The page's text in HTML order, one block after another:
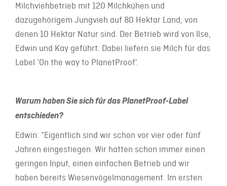
Milchviehbetrieb mit 120 Milchkühen und
dazugehörigem Jungvieh auf 80 Hektar Land, von
denen 10 Hektar Natur sind. Der Betrieb wird von Ilse,
Edwin und Kay geführt. Dabei liefern sie Milch für das
Label ‘On the way to PlanetProof’.
Warum haben Sie sich für das PlanetProof-Label
entschieden?
Edwin: “Eigentlich sind wir schon vor vier oder fünf
Jahren eingestiegen. Wir hatten schon immer einen
geringen Input, einen einfachen Betrieb und wir
haben bereits Wiesenvögelmanagement. Im ersten